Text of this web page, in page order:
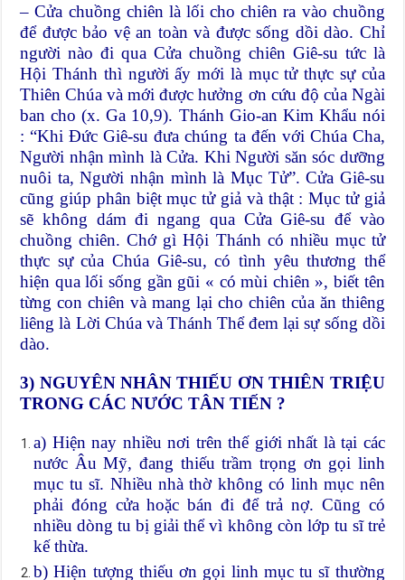
– Cửa chuồng chiên là lối cho chiên ra vào chuồng
để được bảo vệ an toàn và được sống dồi dào. Chỉ
người nào đi qua Cửa chuồng chiên Giê-su tức là
Hội Thánh thì người ấy mới là mục tử thực sự của
Thiên Chúa và mới được hưởng ơn cứu độ của Ngài
ban cho (x. Ga 10,9). Thánh Gio-an Kim Khẩu nói
: “Khi Đức Giê-su đưa chúng ta đến với Chúa Cha,
Người nhận mình là Cửa. Khi Người săn sóc dưỡng
nuôi ta, Người nhận mình là Mục Tử”. Cửa Giê-su
cũng giúp phân biệt mục tử giả và thật : Mục tử giả
sẽ không dám đi ngang qua Cửa Giê-su để vào
chuồng chiên. Chớ gì Hội Thánh có nhiều mục tử
thực sự của Chúa Giê-su, có tình yêu thương thể
hiện qua lối sống gần gũi « có mùi chiên », biết tên
từng con chiên và mang lại cho chiên của ăn thiêng
liêng là Lời Chúa và Thánh Thể đem lại sự sống dồi
dào.
3) NGUYÊN NHÂN THIẾU ƠN THIÊN TRIỆU
TRONG CÁC NƯỚC TÂN TIẾN ?
a) Hiện nay nhiều nơi trên thế giới nhất là tại các
nước Âu Mỹ, đang thiếu trầm trọng ơn gọi linh
mục tu sĩ. Nhiều nhà thờ không có linh mục nên
phải đóng cửa hoặc bán đi để trả nợ. Cũng có
nhiều dòng tu bị giải thể vì không còn lớp tu sĩ trẻ
kế thừa.
b) Hiện tượng thiếu ơn gọi linh mục tu sĩ thường